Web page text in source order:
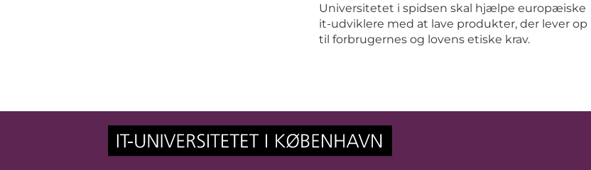
Universitetet i spidsen skal hjælpe europæiske
it-udviklere med at lave produkter, der lever op
til forbrugernes og lovens etiske krav.